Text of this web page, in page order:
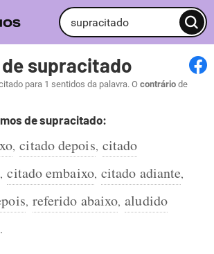
supracitado
para 1 sentidos da palavra. O contrário de
de supracitado:
, citado depois, citado
, citado embaixo, citado adiante,
, referido abaixo, aludido
.